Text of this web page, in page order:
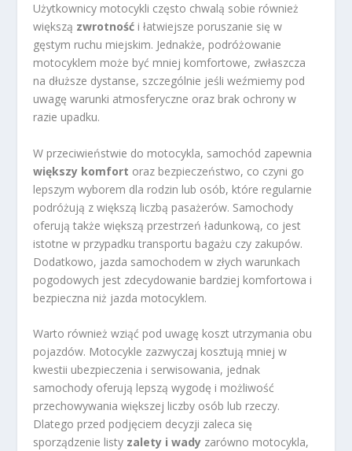
Użytkownicy motocykli często chwalą sobie również
większą zwrotność i łatwiejsze poruszanie się w
gęstym ruchu miejskim. Jednakże, podróżowanie
motocyklem może być mniej komfortowe, zwłaszcza
na dłuższe dystanse, szczególnie jeśli weźmiemy pod
uwagę warunki atmosferyczne oraz brak ochrony w
razie upadku.
W przeciwieństwie do motocykla, samochód zapewnia
większy komfort oraz bezpieczeństwo, co czyni go
lepszym wyborem dla rodzin lub osób, które regularnie
podróżują z większą liczbą pasażerów. Samochody
oferują także większą przestrzeń ładunkową, co jest
istotne w przypadku transportu bagażu czy zakupów.
Dodatkowo, jazda samochodem w złych warunkach
pogodowych jest zdecydowanie bardziej komfortowa i
bezpieczna niż jazda motocyklem.
Warto również wziąć pod uwagę koszt utrzymania obu
pojazdów. Motocykle zazwyczaj kosztują mniej w
kwestii ubezpieczenia i serwisowania, jednak
samochody oferują lepszą wygodę i możliwość
przechowywania większej liczby osób lub rzeczy.
Dlatego przed podjęciem decyzji zaleca się
sporządzenie listy zalety i wady zarówno motocykla,